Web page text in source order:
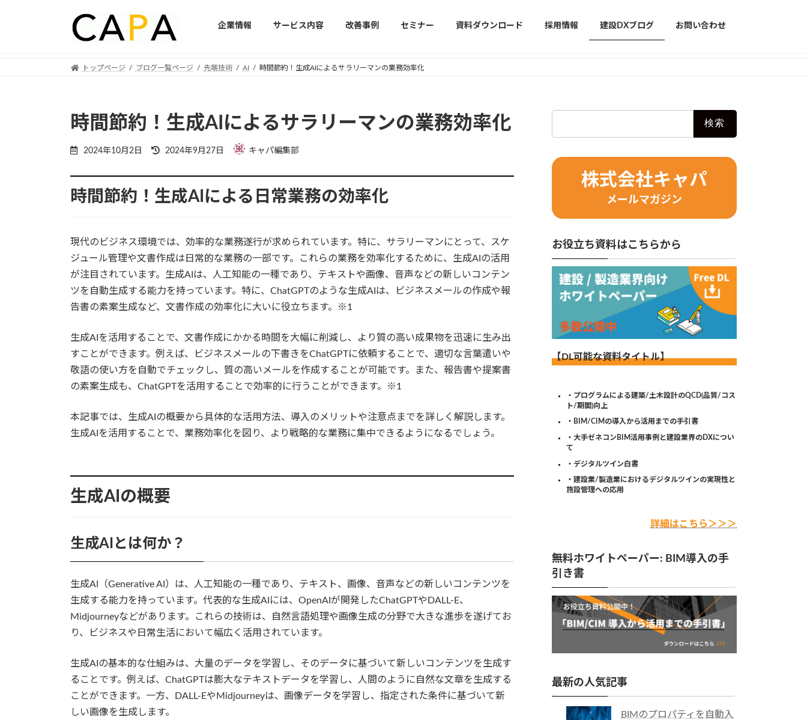
企業情報 サービス内容 改善事例 セミナー 資料ダウンロード 採用情報 建設DXブログ お問い合わせ
トップページ ブログ一覧ページ 先端技術 AI 時間節約！生成AIによるサラリーマンの業務効率化
時間節約！生成AIによるサラリーマンの業務効率化
2024年10月2日
Last
updated
2024年9月27日 キャパ編集部
時間節約！生成AIによる日常業務の効率化
現代のビジネス環境では、効率的な業務遂行が求められています。特に、サラリーマンにとって、スケ
ジュール管理や文書作成は日常的な業務の一部です。これらの業務を効率化するために、生成AIの活用
が注目されています。生成AIは、人工知能の一種であり、テキストや画像、音声などの新しいコンテン
ツを自動生成する能力を持っています。特に、ChatGPTのような生成AIは、ビジネスメールの作成や報
告書の素案生成など、文書作成の効率化に大いに役立ちます。※1
生成AIを活用することで、文書作成にかかる時間を大幅に削減し、より質の高い成果物を迅速に生み出
すことができます。例えば、ビジネスメールの下書きをChatGPTに依頼することで、適切な言葉遣いや
敬語の使い方を自動でチェックし、質の高いメールを作成することが可能です。また、報告書や提案書
の素案生成も、ChatGPTを活用することで効率的に行うことができます。※1
本記事では、生成AIの概要から具体的な活用方法、導入のメリットや注意点までを詳しく解説します。
生成AIを活用することで、業務効率化を図り、より戦略的な業務に集中できるようになるでしょう。
生成AIの概要
生成AIとは何か？
生成AI（Generative AI）は、人工知能の一種であり、テキスト、画像、音声などの新しいコンテンツを
生成する能力を持っています。代表的な生成AIには、OpenAIが開発したChatGPTやDALL-E、
Midjourneyなどがあります。これらの技術は、自然言語処理や画像生成の分野で大きな進歩を遂げてお
り、ビジネスや日常生活において幅広く活用されています。
生成AIの基本的な仕組みは、大量のデータを学習し、そのデータに基づいて新しいコンテンツを生成す
ることです。例えば、ChatGPTは膨大なテキストデータを学習し、人間のように自然な文章を生成する
ことができます。一方、DALL-EやMidjourneyは、画像データを学習し、指定された条件に基づいて新
しい画像を生成します。
株式会社キャパ
メールマガジン
お役立ち資料はこちらから
【DL可能な資料タイトル】
・プログラムによる建築/土木設計のQCD(品質/コス
ト/期間)向上
・BIM/CIMの導入から活用までの手引書
・大手ゼネコンBIM活用事例と建設業界のDXについ
て
・デジタルツイン白書
・建設業/製造業におけるデジタルツインの実現性と
施設管理への応用
詳細はこちら＞＞＞
無料ホワイトペーパー: BIM導入の手
引き書
最新の人気記事
BIMのプロパティを自動入